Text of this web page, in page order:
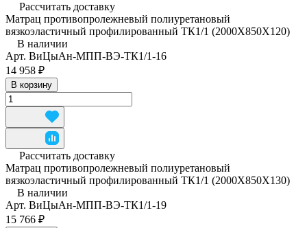
Рассчитать доставку
Матрац противопролежневый полиуретановый
вязкоэластичный профилированный ТК1/1 (2000Х850Х120)
В наличии
Арт. ВиЦыАн-МПП-ВЭ-ТК1/1-16
14 958 ₽
В корзину
Рассчитать доставку
Матрац противопролежневый полиуретановый
вязкоэластичный профилированный ТК1/1 (2000Х850Х130)
В наличии
Арт. ВиЦыАн-МПП-ВЭ-ТК1/1-19
15 766 ₽